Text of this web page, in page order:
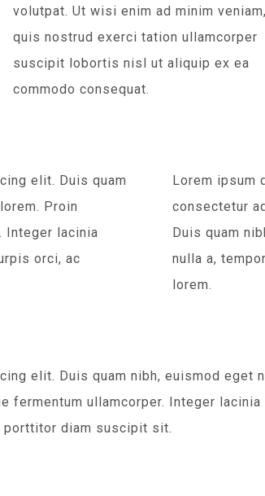
volutpat. Ut wisi enim ad minim veniam,
quis nostrud exerci tation ullamcorper
suscipit lobortis nisl ut aliquip ex ea
commodo consequat.
elit. Duis quam
Proin
Integer lacinia
orci, ac
Lorem ipsum
consectetur
Duis quam
nulla a,
lorem.
elit. Duis quam nibh, euismod eget
fermentum ullamcorper. Integer
porttitor diam suscipit sit.